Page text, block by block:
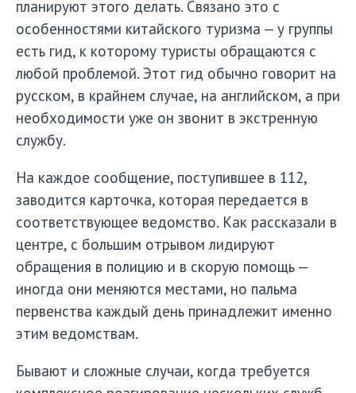
планируют этого делать. Связано это с
особенностями китайского туризма — у группы
есть гид, к которому туристы обращаются с
любой проблемой. Этот гид обычно говорит на
русском, в крайнем случае, на английском, а при
необходимости уже он звонит в экстренную
службу.
На каждое сообщение, поступившее в 112,
заводится карточка, которая передается в
соответствующее ведомство. Как рассказали в
центре, с большим отрывом лидируют
обращения в полицию и в скорую помощь —
иногда они меняются местами, но пальма
первенства каждый день принадлежит именно
этим ведомствам.
Бывают и сложные случаи, когда требуется